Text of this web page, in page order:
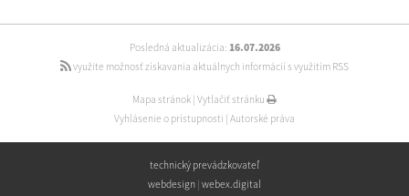
Posledná aktualizácia: 16.07.2026
využite možnosť získavania aktuálnych informácií s využitím RSS
Mapa stránok | Vytlačiť stránku
Vyhlásenie o prístupnosti | Autorské práva
technický prevádzkovateľ
webdesign | webex.digital